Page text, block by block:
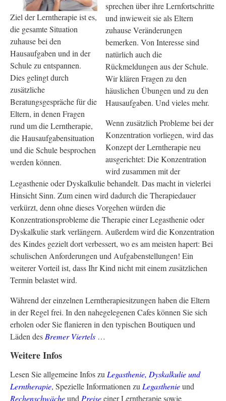
Ziel der Lerntherapie ist es,
die gesamte Situation
zuhause bei den
Hausaufgaben und in der
Schule zu entspannen.
Dies gelingt durch
zusätzliche
Beratungsgespräche für die
Eltern, in denen Fragen
rund um die Lerntherapie,
die Hausaufgabensituation
und die Schule besprochen
werden können.
sprechen über ihre Lernfortschritte
und inwieweit sie als Eltern
zuhause Veränderungen
bemerken. Von Interesse sind
natürlich auch die
Rückmeldungen aus der Schule.
Wir klären Fragen zu den
häuslichen Übungen und zu den
Hausaufgaben. Und vieles mehr.
Wenn zusätzlich Probleme bei der
Konzentration vorliegen, wird das
Konzept der Lerntherapie neu
ausgerichtet: Die Konzentration
wird zusammen mit der
Legasthenie oder Dyskalkulie behandelt. Das macht in vielerlei
Hinsicht Sinn. Zum einen wird dadurch die Therapiedauer
verkürzt, denn ohne dieses Vorgehen würden die
Konzentrationsprobleme die Therapie einer Legasthenie oder
Dyskalkulie stark verlängern. Außerdem wird die Konzentration
des Kindes gezielt dort verbessert, wo es am meisten hapert: Bei
schulischen Anforderungen und Aufgabenstellungen! Ein
weiterer Vorteil ist, dass Ihr Kind nicht mit einem zusätzlichen
Termin belastet wird.
Während der einzelnen Lerntherapiesitzungen haben die Eltern
in der Regel frei. In den nahegelegenen Cafes können Sie sich
erholen oder Sie flanieren in den typischen Boutiquen und
Läden desBremer Viertels …
Weitere Infos
Lesen Sie allgemeine Infos zuLegasthenie, Dyskalkulie und
Lerntherapie, Spezielle Informationen zuLegasthenieund
Rechenschwächeund Preiseeiner Lerntherapie sowie